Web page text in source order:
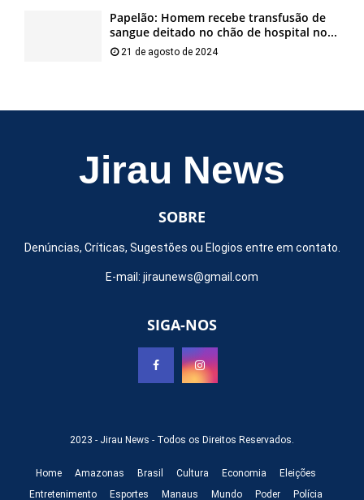
Papelão: Homem recebe transfusão de
sangue deitado no chão de hospital no...
21 de agosto de 2024
Jirau News
SOBRE
Denúncias, Críticas, Sugestões ou Elogios entre em contato.
E-mail: jiraunews@gmail.com
SIGA-NOS
2023 - Jirau News - Todos os Direitos Reservados.
Home Amazonas Brasil Cultura Economia
Eleições
Entretenimento
Esportes Manaus Mundo Poder Polícia